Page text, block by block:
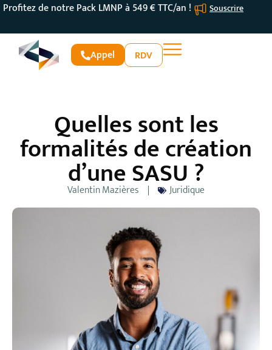
Profitez de notre Pack LMNP à 549 € TTC/an ! Souscrire
Appel RDV
Quelles sont les
formalités de création
d’une SASU ?
Valentin Mazières Juridique